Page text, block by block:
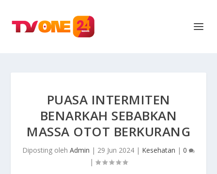
PUASA INTERMITEN
BENARKAH SEBABKAN
MASSA OTOT BERKURANG
Diposting oleh Admin | 29 Jun 2024 | Kesehatan | 0
|